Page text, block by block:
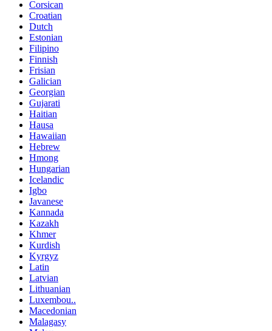
Corsican
Croatian
Dutch
Estonian
Filipino
Finnish
Frisian
Galician
Georgian
Gujarati
Haitian
Hausa
Hawaiian
Hebrew
Hmong
Hungarian
Icelandic
Igbo
Javanese
Kannada
Kazakh
Khmer
Kurdish
Kyrgyz
Latin
Latvian
Lithuanian
Luxembou..
Macedonian
Malagasy